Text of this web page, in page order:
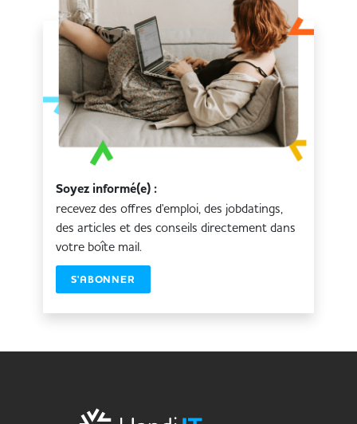
Soyez informé(e) :
recevez des offres d'emploi, des jobdatings,
des articles et des conseils directement dans
votre boîte mail.
S'ABONNER